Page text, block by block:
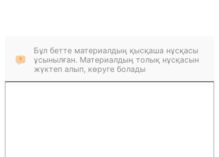
Бұл бетте материалдың қысқаша нұсқасы
ұсынылған. Материалдың толық нұсқасын
жүктеп алып, көруге болады